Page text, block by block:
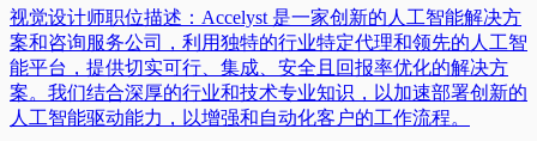
视觉设计师职位描述：Accelyst 是一家创新的人工智能解决方
案和咨询服务公司，利用独特的行业特定代理和领先的人工智
能平台，提供切实可行、集成、安全且回报率优化的解决方
案。我们结合深厚的行业和技术专业知识，以加速部署创新的
人工智能驱动能力，以增强和自动化客户的工作流程。